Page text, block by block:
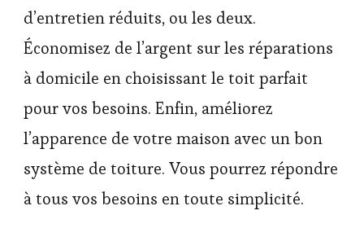
d’entretien réduits, ou les deux.
Économisez de l’argent sur les réparations
à domicile en choisissant le toit parfait
pour vos besoins. Enfin, améliorez
l’apparence de votre maison avec un bon
système de toiture. Vous pourrez répondre
à tous vos besoins en toute simplicité.